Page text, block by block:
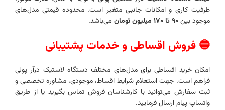
ظرفیت کاری و امکانات جانبی متغیر است. محدوده قیمتی مدل‌های
موجود بین۹۰ تا ۱۷۰ میلیون تومان می‌باشد.
🔵 فروش اقساطی و خدمات پشتیبانی
امکان خرید اقساطی برای مدل‌های مختلف دستگاه لاستیک درآر پولی
فراهم است. جهت استعلام شرایط اقساط، موجودی، مشاوره تخصصی و
ثبت سفارش می‌توانید با کارشناسان فروش تماس بگیرید یا از طریق
واتساپ پیام ارسال فرمایید.